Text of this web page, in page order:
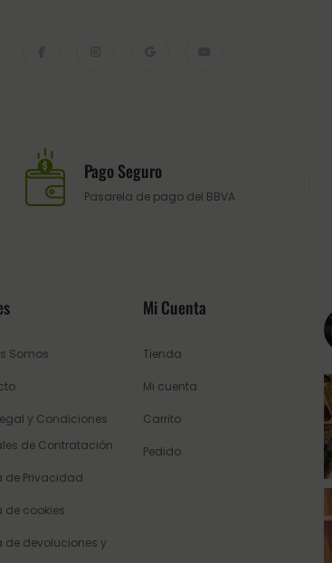
Pago Seguro
Pasarela de pago del BBVA
Somos
y Condiciones
de Contratación
de Privacidad
de cookies
de devoluciones y
Mi Cuenta
Tienda
Mi cuenta
Carrito
Pedido